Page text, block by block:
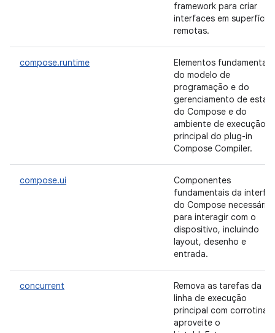
framework para criar
interfaces em superfícies
remotas.
compose.runtime
Elementos fundamentais
do modelo de
programação e do
gerenciamento de
do Compose e do
ambiente de execução
principal do plug-in
Compose Compiler.
compose.ui
Componentes
fundamentais da
do Compose
para interagir com o
dispositivo, incluindo
layout, desenho e
entrada.
concurrent
Remova as tarefas da
linha de execução
principal com corrotinas
aproveite o